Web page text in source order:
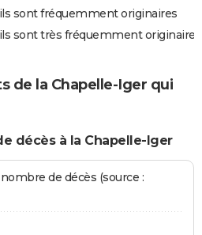
sont fréquemment originaires
sont très fréquemment originaires
de la Chapelle-Iger qui
décès à la Chapelle-Iger
de décès (source :